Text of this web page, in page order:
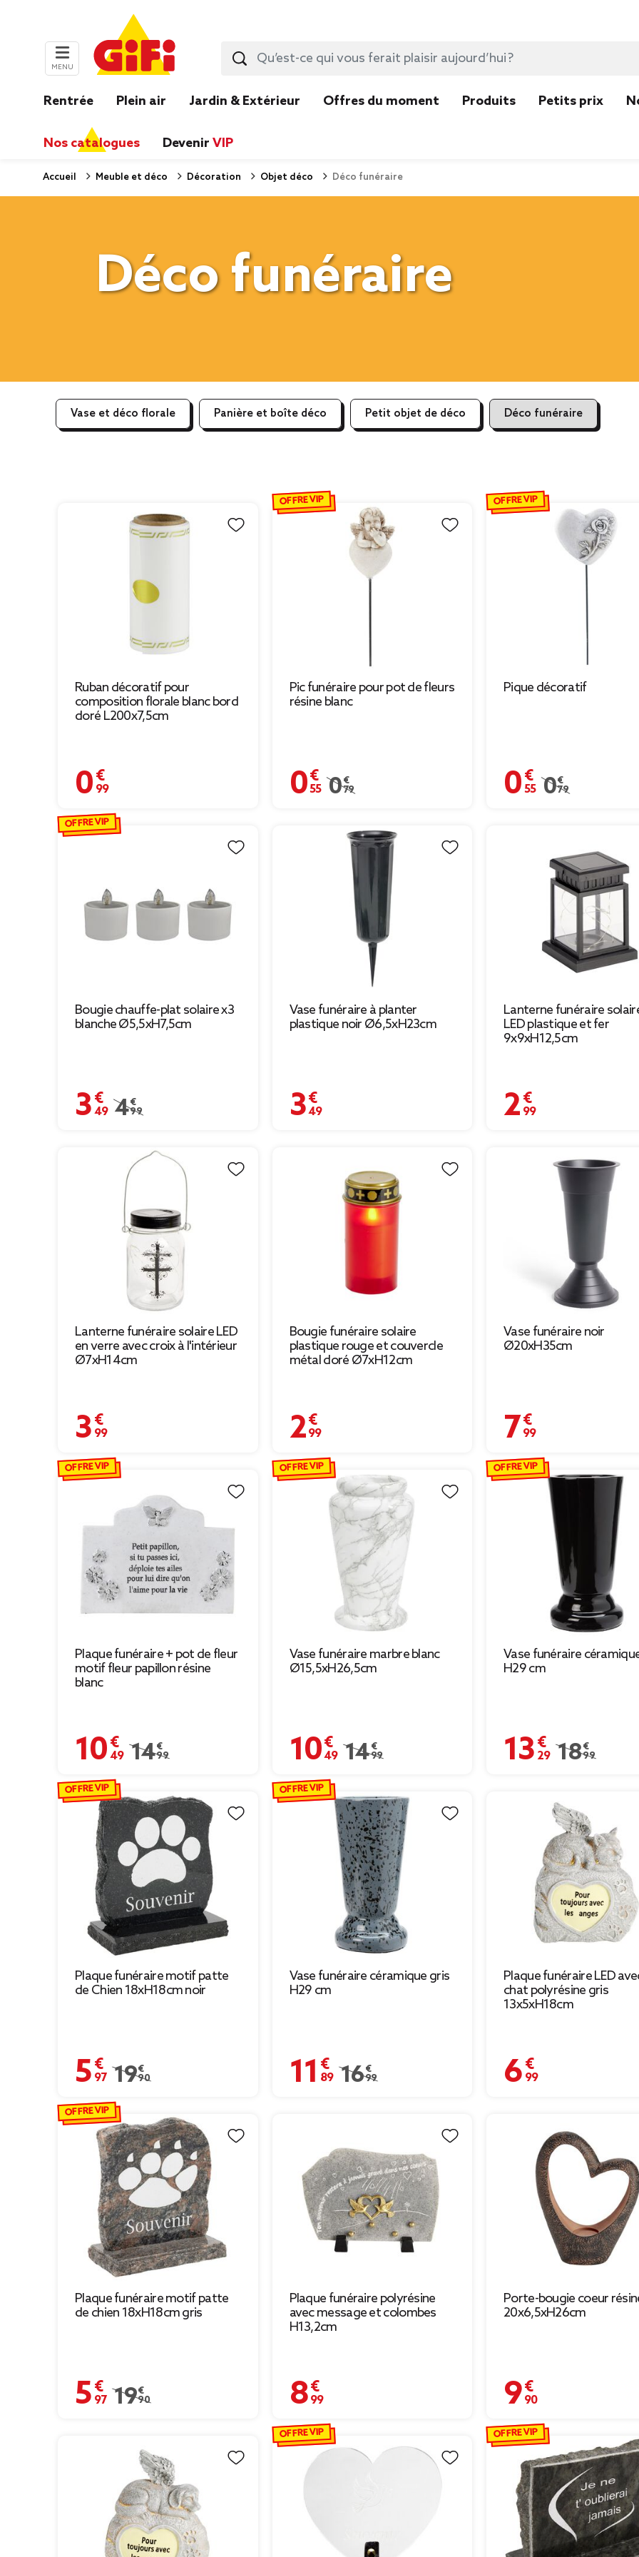
MENU
Rentrée Plein air Jardin & Extérieur Offres du moment Produits Petits prix
Nos catalogues Devenir VIP
Accueil Meuble et déco Décoration Objet déco Déco funéraire
Déco funéraire
Vase et déco florale Panière et boîte déco Petit objet de déco Déco funéraire
Ruban décoratif pour
composition florale blanc bord
doré L200x7,5cm
0,99 €
Pic funéraire pour pot de fleurs
résine blanc
0,55 €
Prix remisé de 0,79 € à 0,55 €
0,79 €
OFFRE VIP
Pique décoratif
0,55 €
Prix remisé de
0,79 €
OFFRE VIP
Bougie chauffe-plat solaire x3
blanche Ø5,5xH7,5cm
3,49 €
Prix remisé de 4,99 € à 3,49 €
4,99 €
OFFRE VIP
Vase funéraire à planter
plastique noir Ø6,5xH23cm
3,49 €
Lanterne funéraire
LED plastique et fer
9x9xH12,5cm
2,99 €
Lanterne funéraire solaire LED
en verre avec croix à l'intérieur
Ø7xH14cm
3,99 €
Bougie funéraire solaire
plastique rouge et couvercle
métal doré Ø7xH12cm
2,99 €
Vase funéraire noir
Ø20xH35cm
7,99 €
Plaque funéraire + pot de fleur
motif fleur papillon résine
blanc
10,49 €
Prix remisé de 14,99 € à 10,49 €
14,99 €
OFFRE VIP
Vase funéraire marbre blanc
Ø15,5xH26,5cm
10,49 €
Prix remisé de 14,99 € à 10,49 €
14,99 €
OFFRE VIP
Vase funéraire
H29 cm
13,29 €
Prix remisé de
18,99 €
OFFRE VIP
Plaque funéraire motif patte
de Chien 18xH18cm noir
5,97 €
Prix remisé de 19,90 € à 5,97 €
19,90 €
OFFRE VIP
Vase funéraire céramique gris
H29 cm
11,89 €
Prix remisé de 16,99 € à 11,89 €
16,99 €
OFFRE VIP
Plaque funéraire LED
chat polyrésine gris
13x5xH18cm
6,99 €
Plaque funéraire motif patte
de chien 18xH18cm gris
5,97 €
Prix remisé de 19,90 € à 5,97 €
19,90 €
OFFRE VIP
Plaque funéraire polyrésine
avec message et colombes
H13,2cm
8,99 €
Porte-bougie coeur
20x6,5xH26cm
9,90 €
OFFRE VIP OFFRE VIP